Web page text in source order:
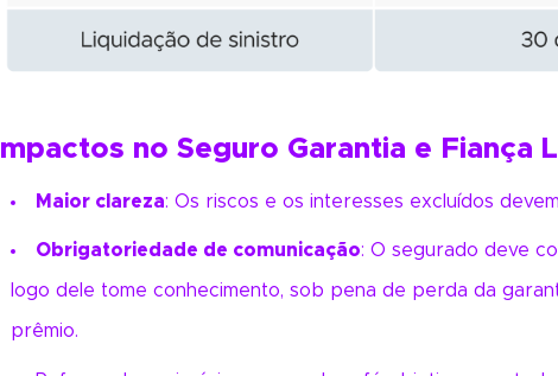
Impactos no Seguro Garantia e Fiança
Maior clareza: Os riscos e os interesses excluídos
Obrigatoriedade de comunicação: O segurado deve
logo dele tome conhecimento, sob pena de perda da
prêmio.